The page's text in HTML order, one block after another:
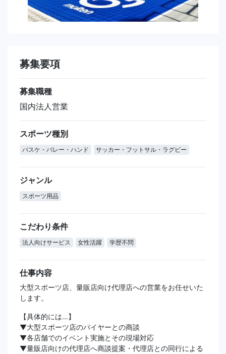
募集要項
募集職種
国内法人営業
スポーツ種別
バスケ・バレー・ハンド サッカー・フットサル・ラグビー
ジャンル
スポーツ用品
こだわり条件
法人向けサービス 女性活躍 学歴不問
仕事内容
大型スポーツ店、量販店向け代理店への営業をお任せいた
します。
【具体的には…】
▼大型スポーツ店のバイヤーとの商談
▼各店舗でのイベント実施とその現場対応
▼量販店向けの代理店へ商談提案・代理店との同行による